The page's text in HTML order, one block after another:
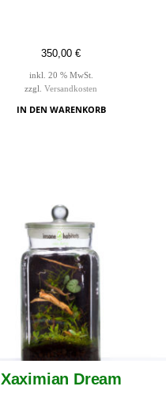
350,00€
inkl. 20 % MwSt.
zzgl.Versandkosten
IN DEN WARENKORB
Xaximian Dream